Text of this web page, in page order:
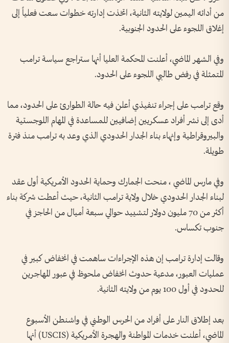
من أدائه اليمين لولايته الثانية، اتخذت إدارته خطوات سعت فعلياً إلى
إغلاق اللجوء على الحدود الجنوبية.
وفي الشهر الماضي، أعلنت المحكمة العليا أنها ستراجع سياسة ترامب
المتمثلة في رفض طالبي اللجوء على الحدود.
وقع ترامب على إجراء تنفيذي أعلن فيه حالة الطوارئ على الحدود، مما
أدى إلى نشر أفراد عسكريين إضافيين للمساعدة في المهام اللوجستية
والبيروقراطية وإنهاء بناء الجدار الحدودي الذي وعد به ترامب منذ فترة
طويلة.
وفي مارس الماضي ، منحت الجمارك وحماية الحدود الأمريكية أول عقد
لبناء الجدار الحدودي خلال ولاية ترامب الثانية، حيث أعطت شركة بناء
أكثر من 70 مليون دولار لتشييد حوالي سبعة أميال من الحاجز في
جنوب تكساس.
وقالت إدارة ترامب إن هذه الإجراءات ساهمت في انخفاض كبير في
عمليات العبور، مدعية حدوث انخفاض ملحوظ في عبور المهاجرين
للحدود في أول 100 يوم من ولايته الثانية.
بعد إطلاق النار على أفراد من الحرس الوطني في واشنطن الأسبوع
الماضي، أعلنت خدمات المواطنة والهجرة الأمريكية (USCIS) أنها